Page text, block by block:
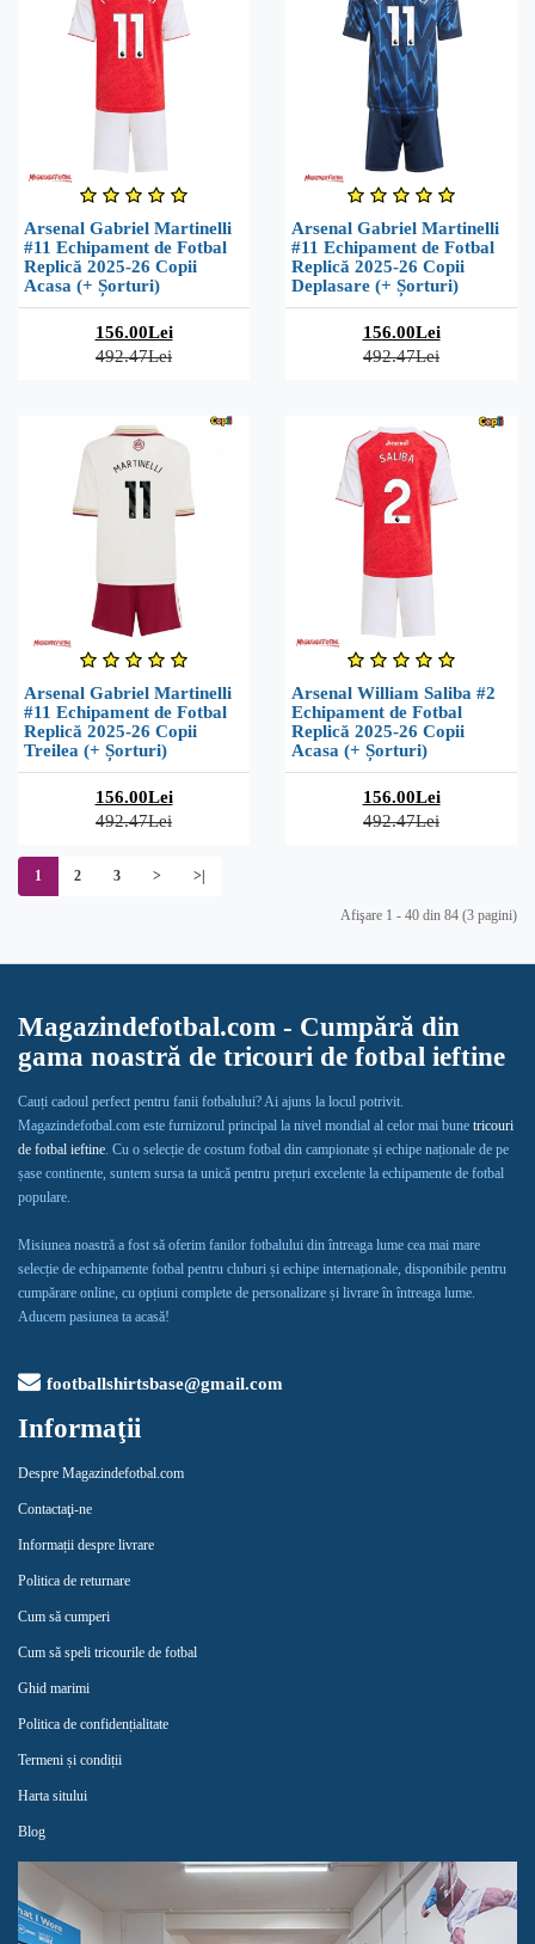
Arsenal Gabriel Martinelli
#11 Echipament de Fotbal
Replică 2025-26 Copii
Acasa (+ Șorturi)
156.00Lei
492.47Lei
Arsenal Gabriel Martinelli
#11 Echipament de Fotbal
Replică 2025-26 Copii
Deplasare (+ Șorturi)
156.00Lei
492.47Lei
Arsenal Gabriel Martinelli
#11 Echipament de Fotbal
Replică 2025-26 Copii
Treilea (+ Șorturi)
156.00Lei
492.47Lei
Arsenal William Saliba #2
Echipament de Fotbal
Replică 2025-26 Copii
Acasa (+ Șorturi)
156.00Lei
492.47Lei
1 2 3 > >|
Afişare 1 - 40 din 84 (3 pagini)
Magazindefotbal.com - Cumpără din
gama noastră de tricouri de fotbal ieftine
Cauți cadoul perfect pentru fanii fotbalului? Ai ajuns la locul potrivit.
Magazindefotbal.com este furnizorul principal la nivel mondial al celor mai bune tricouri
de fotbal ieftine. Cu o selecție de costum fotbal din campionate și echipe naționale de pe
șase continente, suntem sursa ta unică pentru prețuri excelente la echipamente de fotbal
populare.
Misiunea noastră a fost să oferim fanilor fotbalului din întreaga lume cea mai mare
selecție de echipamente fotbal pentru cluburi și echipe internaționale, disponibile pentru
cumpărare online, cu opțiuni complete de personalizare și livrare în întreaga lume.
Aducem pasiunea ta acasă!
footballshirtsbase@gmail.com
Informaţii
Despre Magazindefotbal.com
Contactaţi-ne
Informații despre livrare
Politica de returnare
Cum să cumperi
Cum să speli tricourile de fotbal
Ghid marimi
Politica de confidențialitate
Termeni și condiții
Harta sitului
Blog